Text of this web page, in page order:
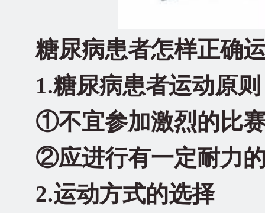
糖尿病患者怎样正确
1.糖尿病患者运动原
①不宜参加激烈的比
②应进行有一定耐力
2.运动方式的选择